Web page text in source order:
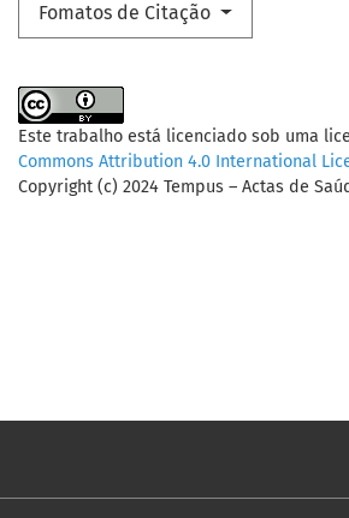
Fomatos de Citação
Este trabalho está licenciado sob uma
Commons Attribution 4.0 International
Copyright (c) 2024 Tempus – Actas de